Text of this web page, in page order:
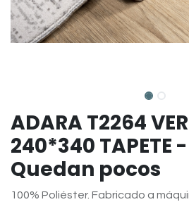
ADARA T2264
240*340 TAPETE
Quedan pocos
100% Poliéster. Fabricado a